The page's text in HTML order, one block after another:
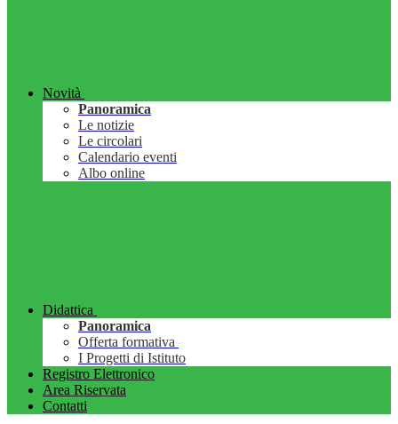
Novità
Panoramica
Le notizie
Le circolari
Calendario eventi
Albo online
Didattica
Panoramica
Offerta formativa
I Progetti di Istituto
Registro Elettronico
Area Riservata
Contatti